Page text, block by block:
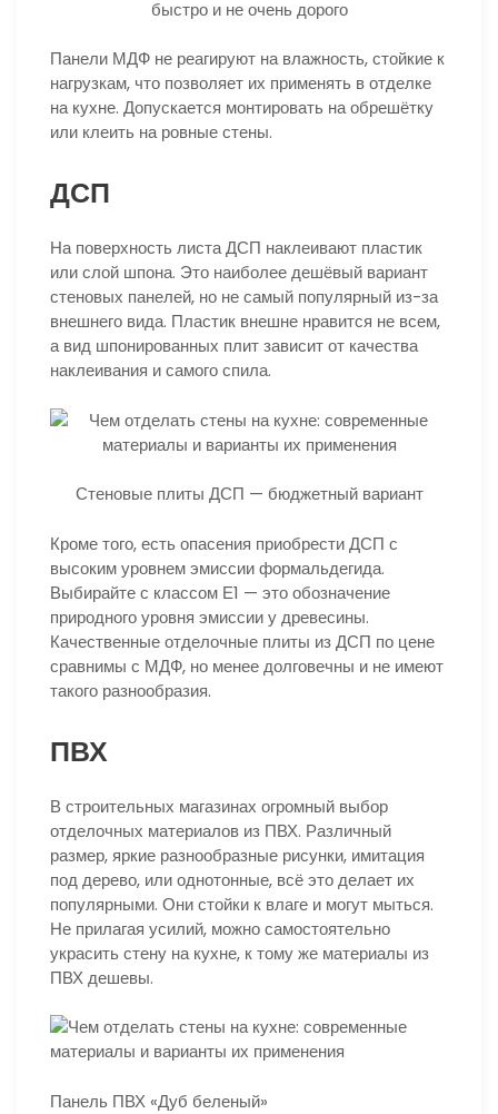
быстро и не очень дорого
Панели МДФ не реагируют на влажность, стойкие к
нагрузкам, что позволяет их применять в отделке
на кухне. Допускается монтировать на обрешётку
или клеить на ровные стены.
ДСП
На поверхность листа ДСП наклеивают пластик
или слой шпона. Это наиболее дешёвый вариант
стеновых панелей, но не самый популярный из-за
внешнего вида. Пластик внешне нравится не всем,
а вид шпонированных плит зависит от качества
наклеивания и самого спила.
Стеновые плиты ДСП — бюджетный вариант
Кроме того, есть опасения приобрести ДСП с
высоким уровнем эмиссии формальдегида.
Выбирайте с классом Е1 — это обозначение
природного уровня эмиссии у древесины.
Качественные отделочные плиты из ДСП по цене
сравнимы с МДФ, но менее долговечны и не имеют
такого разнообразия.
ПВХ
В строительных магазинах огромный выбор
отделочных материалов из ПВХ. Различный
размер, яркие разнообразные рисунки, имитация
под дерево, или однотонные, всё это делает их
популярными. Они стойки к влаге и могут мыться.
Не прилагая усилий, можно самостоятельно
украсить стену на кухне, к тому же материалы из
ПВХ дешевы.
Панель ПВХ «Дуб беленый»